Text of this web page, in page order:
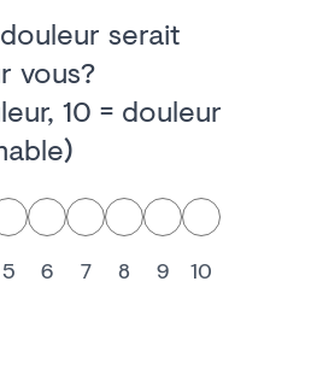
serait
vous?
10 = douleur
5 6 7 8 9 10